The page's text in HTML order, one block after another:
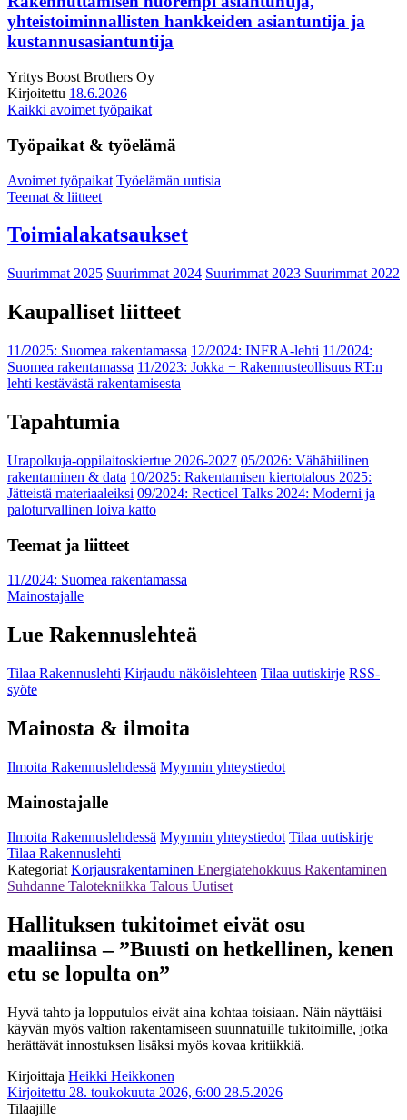
yhteistoiminnallisten hankkeiden asiantuntija ja
kustannusasiantuntija
Yritys Boost Brothers Oy
Kirjoitettu 18.6.2026
Kaikki avoimet työpaikat
Työpaikat & työelämä
Avoimet työpaikat Työelämän uutisia
Teemat & liitteet
Toimialakatsaukset
Suurimmat 2025 Suurimmat 2024 Suurimmat 2023 Suurimmat 2022
Kaupalliset liitteet
11/2025: Suomea rakentamassa 12/2024: INFRA-lehti 11/2024:
Suomea rakentamassa 11/2023: Jokka − Rakennusteollisuus RT:n
lehti kestävästä rakentamisesta
Tapahtumia
Urapolkuja-oppilaitoskiertue 2026-2027 05/2026: Vähähiilinen
rakentaminen & data 10/2025: Rakentamisen kiertotalous 2025:
Jätteistä materiaaleiksi 09/2024: Recticel Talks 2024: Moderni ja
paloturvallinen loiva katto
Teemat ja liitteet
11/2024: Suomea rakentamassa
Mainostajalle
Lue Rakennuslehteä
Tilaa Rakennuslehti Kirjaudu näköislehteen Tilaa uutiskirje RSS-
syöte
Mainosta & ilmoita
Ilmoita Rakennuslehdessä Myynnin yhteystiedot
Mainostajalle
Ilmoita Rakennuslehdessä Myynnin yhteystiedot Tilaa uutiskirje
Tilaa Rakennuslehti
KategoriatKorjausrakentaminen Energiatehokkuus Rakentaminen
Suhdanne Talotekniikka Talous Uutiset
Hallituksen tukitoimet eivät osu
maaliinsa – ”Buusti on hetkellinen, kenen
etu se lopulta on”
Hyvä tahto ja lopputulos eivät aina kohtaa toisiaan. Näin näyttäisi
käyvän myös valtion rakentamiseen suunnatuille tukitoimille, jotka
herättävät innostuksen lisäksi myös kovaa kritiikkiä.
Kirjoittaja Heikki Heikkonen
Kirjoitettu 28. toukokuuta 2026, 6:00 28.5.2026
Tilaajille